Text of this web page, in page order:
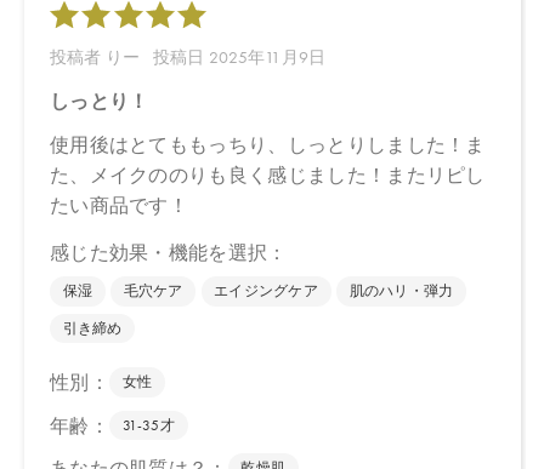
【メーカー品番】
店舗でお問い合わせの際には、下記品番をお伝え下さい。
4570106735213
【店舗発売日】
CosmeKitchen 2024/8/23
Biople 2024/8/23
Make↗Kitchen 2024/8/23
※店舗での取り扱いや詳しい在庫状況につきましては、各店舗に
お問い合わせください。
※発売日は予告なく変更する可能性がございます。予めご了承く
ださい。
※通常はご注文より１～３営業日での発送となります。
ので予めご了承ください。
●パッケージはリニューアル等の理由により、写真と異なる場合が
ございます。